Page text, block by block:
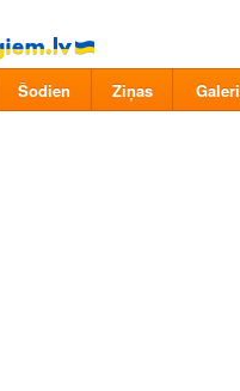
Šodien Ziņas